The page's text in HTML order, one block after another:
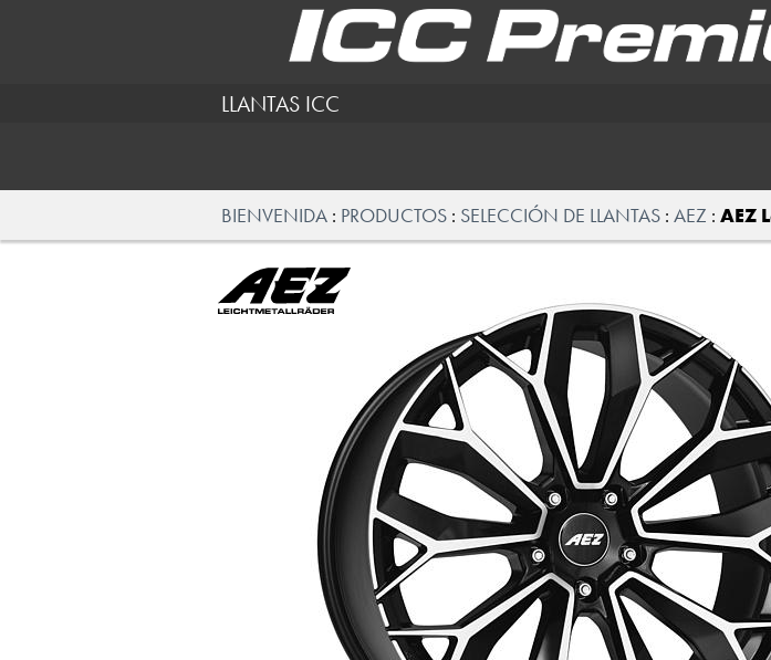
LLANTAS ICC
BIENVENIDA PRODUCTOS SELECCIÓN DE LLANTAS AEZ AEZ